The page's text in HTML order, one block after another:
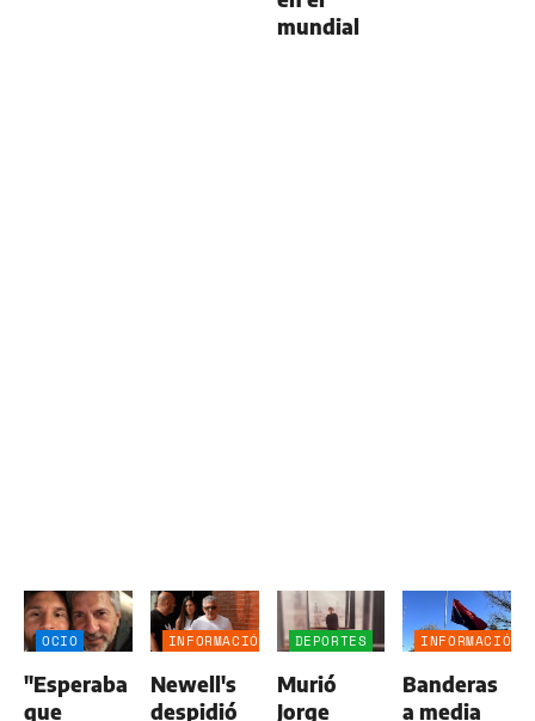
mundial
OCIO
"Esperaba
que
INFORMACIÓN
Newell's
despidió
DEPORTES
Murió
Jorge
INFORMACIÓN
Banderas
a media